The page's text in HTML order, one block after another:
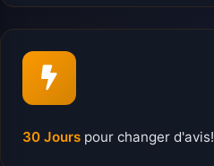
30 Jours pour changer d'avis!